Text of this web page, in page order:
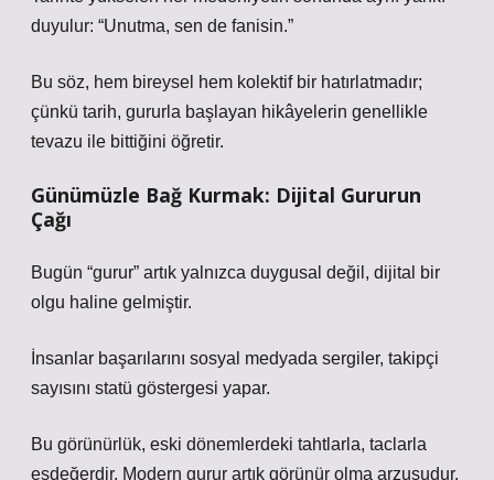
duyulur: “Unutma, sen de fanisin.”
Bu söz, hem bireysel hem kolektif bir hatırlatmadır;
çünkü tarih, gururla başlayan hikâyelerin genellikle
tevazu ile bittiğini öğretir.
Günümüzle Bağ Kurmak: Dijital Gururun
Çağı
Bugün “gurur” artık yalnızca duygusal değil, dijital bir
olgu haline gelmiştir.
İnsanlar başarılarını sosyal medyada sergiler, takipçi
sayısını statü göstergesi yapar.
Bu görünürlük, eski dönemlerdeki tahtlarla, taclarla
eşdeğerdir. Modern gurur artık görünür olma arzusudur.